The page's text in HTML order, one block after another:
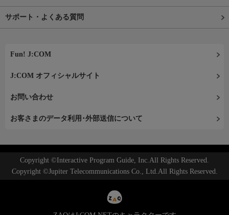
サポート・よくある質問
Fun! J:COM
J:COM オフィシャルサイト
お問い合わせ
お客さまのデータ利用･外部送信について
Copyright ©Interactive Program Guide, Inc.All Rights Reserved.
Copyright ©Jupiter Telecommunications Co., Ltd.All Rights Reserved.